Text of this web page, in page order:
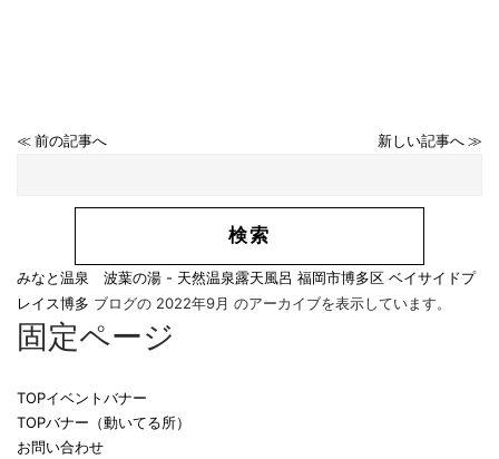
≪ 前の記事へ 新しい記事へ ≫
みなと温泉 波葉の湯 - 天然温泉露天風呂 福岡市博多区 ベイサイドプ
レイス博多 ブログの 2022年9月 のアーカイブを表示しています。
固定ページ
TOPイベントバナー
TOPバナー（動いてる所）
お問い合わせ